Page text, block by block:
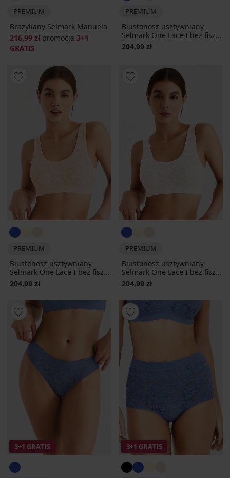
PREMIUM
Brazyliany Selmark Manuela
216,99 zł promocja 3+1
GRATIS
PREMIUM
Biustonosz usztywniany
Selmark One Lace I bez fisz...
204,99 zł
PREMIUM
Biustonosz usztywniany
Selmark One Lace I bez fisz...
204,99 zł
PREMIUM
Biustonosz usztywniany
Selmark One Lace I bez fisz...
204,99 zł
3+1 GRATIS 3+1 GRATIS